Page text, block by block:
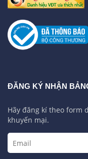
ĐĂNG KÝ NHẬN
Hãy đăng kí theo form
khuyến mại.